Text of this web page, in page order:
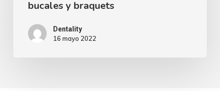
piercings
bucales
bucales y braquets
Dentality
16 mayo 2022